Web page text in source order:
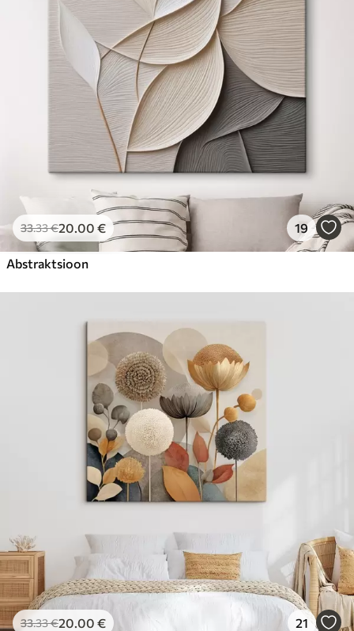
Hind Alates .00
33.33€20.00 € 19
Abstraktsioon
33.33€20.00 € 21